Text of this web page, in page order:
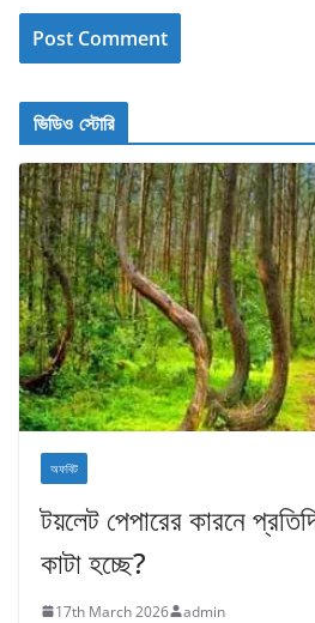
ভিডিও স্টোরি
অফবিট
টয়লেট পেপারের কারনে
কাটা হচ্ছে?
17th March 2026 admin